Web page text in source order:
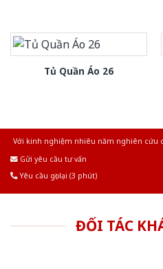
Tủ Quần Áo 26
Với kinh nghiệm nhiêu năm nghiên cứu
Gửi yêu cầu tư vấn
Yêu cầu gọi lại (3 phút)
ĐỐI TÁC